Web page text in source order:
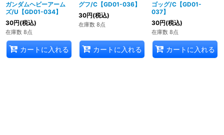
ガンダムヘビーアーム
ズ/U【GD01-034】
30円(税込)
在庫数 8点
カートに入れる
グフ/C【GD01-036】
30円(税込)
在庫数 8点
カートに入れる
ゴッグ/C【GD01-
037】
30円(税込)
在庫数 8点
カートに入れる